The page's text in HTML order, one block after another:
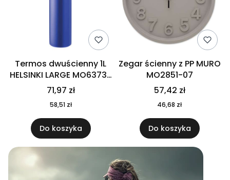
Termos dwuścienny 1L
HELSINKI LARGE MO6373-
04
71,97 zł
58,51 zł
Do koszyka
Zegar ścienny z PP MURO
MO2851-07
57,42 zł
46,68 zł
Do koszyka